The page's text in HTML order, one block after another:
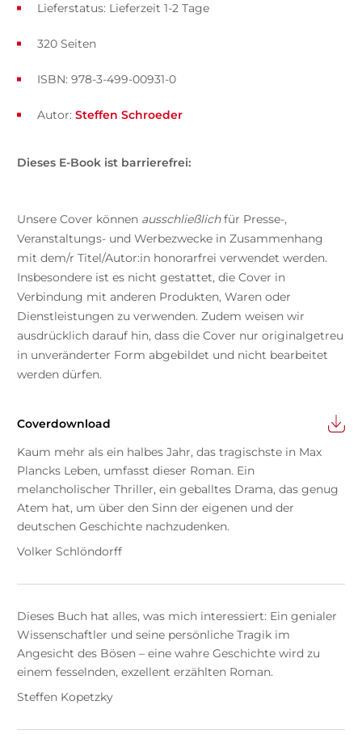
Lieferstatus: Lieferzeit 1-2 Tage
ISBN: 978-3-499-00931-0
320 Seiten
Autor: Steffen Schroeder
Dieses E-Book ist barrierefrei:
Unsere Cover können ausschließlichfür Presse-,
Veranstaltungs- und Werbezwecke in Zusammenhang
mit dem/r Titel/Autor:in honorarfrei verwendet werden.
Insbesondere ist es nicht gestattet, die Cover in
Verbindung mit anderen Produkten, Waren oder
Dienstleistungen zu verwenden. Zudem weisen wir
ausdrücklich darauf hin, dass die Cover nur originalgetreu
in unveränderter Form abgebildet und nicht bearbeitet
werden dürfen.
Coverdownload
Kaum mehr als ein halbes Jahr, das tragischste in Max
Plancks Leben, umfasst dieser Roman. Ein
melancholischer Thriller, ein geballtes Drama, das genug
Atem hat, um über den Sinn der eigenen und der
deutschen Geschichte nachzudenken.
Volker Schlöndorff
Dieses Buch hat alles, was mich interessiert: Ein genialer
Wissenschaftler und seine persönliche Tragik im
Angesicht des Bösen – eine wahre Geschichte wird zu
einem fesselnden, exzellent erzählten Roman.
Steffen Kopetzky